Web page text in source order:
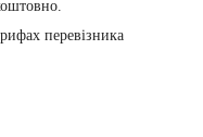
перевізника